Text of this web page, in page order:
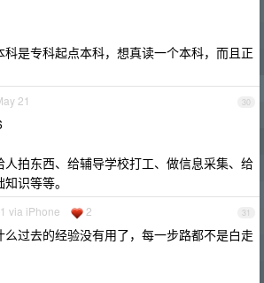
是专科起点本科，想真读一个本科，而且正
30
21
人拍东西、给辅导学校打工、做信息采集、给
识等等。
31
via iPhone 2
么过去的经验没有用了，每一步路都不是白走